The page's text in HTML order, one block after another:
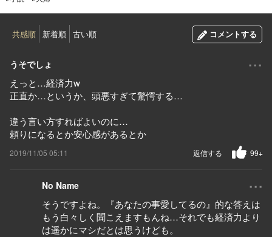
共感順 新着順 古い順 コメントする
うそでしょ ...
えっと…経済力w
正直か…というか、頭悪すぎて驚愕する…
違う言い方すればよいのに…
頼りになるとか安心感があるとか
2019/11/05 05:11 99+
返信する
No Name ...
そうですよね。『あなたの事愛してるの』的な答えは
もう白々しく聞こえますもんね…それでも経済力より
は遥かにマシだとは思うけども。